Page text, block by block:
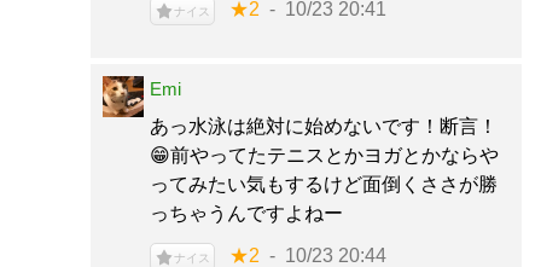
ナイス ★2 10/23 20:41
Emi
あっ水泳は絶対に始めないです！断言！
😁前やってたテニスとかヨガとかならや
ってみたい気もするけど面倒くささが勝
っちゃうんですよねー
ナイス ★2 10/23 20:44